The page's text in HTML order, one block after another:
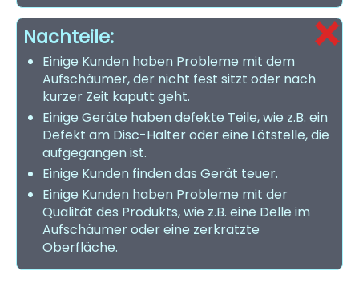
Nachteile:
Einige Kunden haben Probleme mit dem
Aufschäumer, der nicht fest sitzt oder nach
kurzer Zeit kaputt geht.
Einige Geräte haben defekte Teile, wie z.B. ein
Defekt am Disc-Halter oder eine Lötstelle, die
aufgegangen ist.
Einige Kunden finden das Gerät teuer.
Einige Kunden haben Probleme mit der
Qualität des Produkts, wie z.B. eine Delle im
Aufschäumer oder eine zerkratzte
Oberfläche.